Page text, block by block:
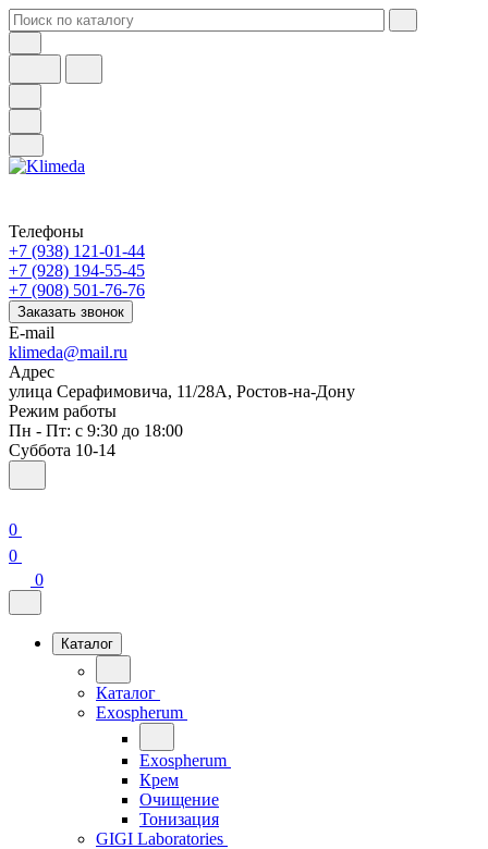
Телефоны
+7 (938) 121-01-44
+7 (928) 194-55-45
+7 (908) 501-76-76
Заказать звонок
E-mail
klimeda@mail.ru
Адрес
улица Серафимовича, 11/28А, Ростов-на-Дону
Режим работы
Пн - Пт: с 9:30 до 18:00
Суббота 10-14
0
0
0
Каталог
Каталог
Exospherum
Exospherum
Крем
Очищение
Тонизация
GIGI Laboratories